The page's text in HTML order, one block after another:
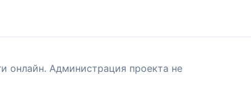
онлайн. Администрация проекта не